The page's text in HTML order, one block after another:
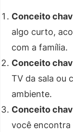
Conceito
algo curto,
com a família.
Conceito
TV da sala ou
ambiente.
Conceito
você encontra